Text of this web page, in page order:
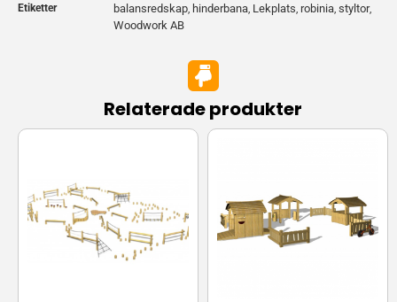
Etiketter balansredskap hinderbana Lekplats robinia styltor,
Woodwork AB
Relaterade produkter